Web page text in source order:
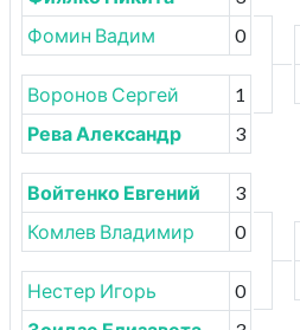
Фомин Вадим
0
Воронов Сергей
1
Рева Александр
3
Войтенко Евгений
3
Комлев Владимир
0
Нестер Игорь
0